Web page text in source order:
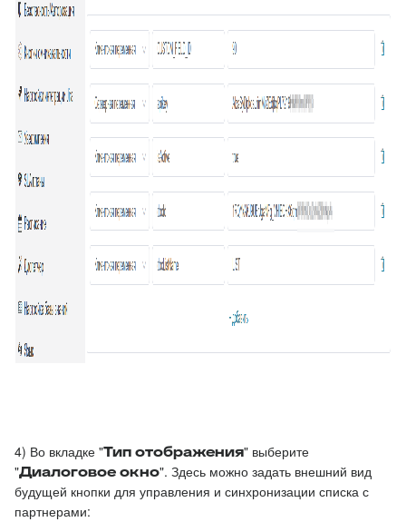
4) Во вкладке "Тип отображения" выберите
"Диалоговое окно". Здесь можно задать внешний вид
будущей кнопки для управления и синхронизации списка с
партнерами: